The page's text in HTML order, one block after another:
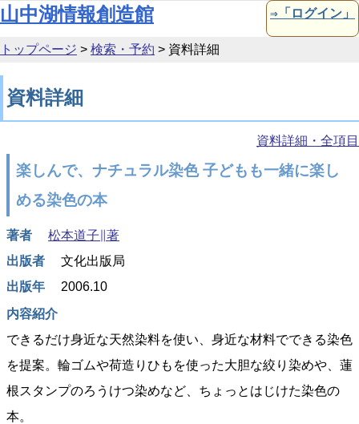
本文へ移動
山中湖情報創造館 ⇒「ログイン」
トップページ > 検索・予約 > 資料詳細
資料詳細
資料詳細・全項目
楽しんで、ナチュラル染色 子どもも一緒に楽し
める染色の本
著者
松本道子∥著
出版者
文化出版局
出版年
2006.10
内容紹介
できるだけ身近な天然染料を使い、身近な材料でできる染色
を提案。輪ゴムや荷造りひもを使った大胆な絞り染めや、蓮
根スタンプのろうけつ染めなど、ちょっとはじけた染色の
本。